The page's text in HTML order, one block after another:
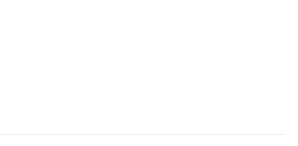
测量仪